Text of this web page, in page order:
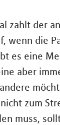
zahlt der
wenn die
es eine
aber
zum
muss,